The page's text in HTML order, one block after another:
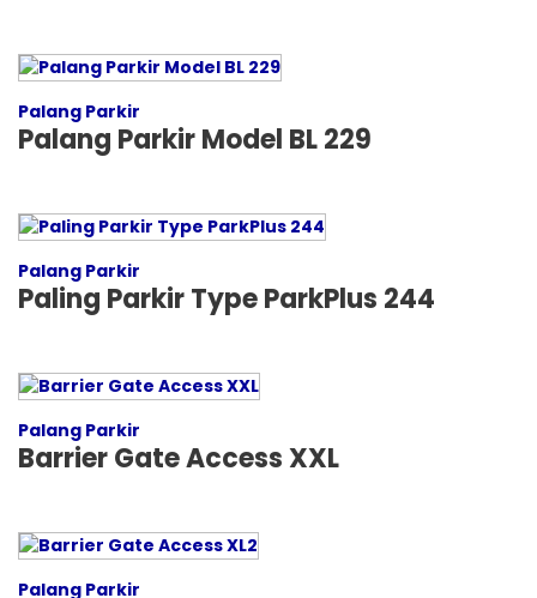
Palang Parkir
Palang Parkir Model BL 229
Palang Parkir
Paling Parkir Type ParkPlus 244
Palang Parkir
Barrier Gate Access XXL
Palang Parkir